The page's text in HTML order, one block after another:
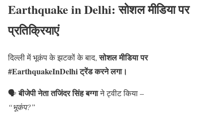
Earthquake in Delhi: सोशल मीडिया पर
प्रतिक्रियाएं
दिल्ली में भूकंप के झटकों के बाद,सोशल मीडिया पर
#EarthquakeInDelhi ट्रेंड करने लगा।
🗣बीजेपी नेता तजिंदर सिंह बग्गाने ट्वीट किया –
“भूकंप?”